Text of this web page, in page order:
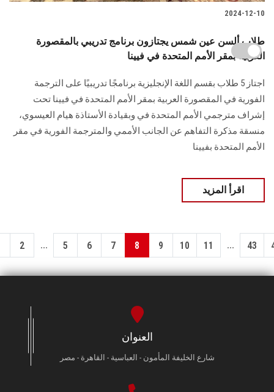
2024-12-10
طلاب ألسن عين شمس يجتازون برنامج تدريبي بالمقصورة
العربية بمقر الأمم المتحدة في فيينا
اجتاز 5 طلاب بقسم اللغة الإنجليزية برنامجًا تدريبيًا على الترجمة
‏الفورية في المقصورة العربية بمقر الأمم المتحدة في فيينا تحت
إشراف مترجمي الأمم المتحدة ‏في وبقيادة الأستاذة هيام العيسوي،
منسقة مذكرة التفاهم عن الجانب الأممي والمترجمة الفورية ‏في مقر
الأمم المتحدة بفيينا
اقرأ المزيد
2 ... 5 6 7 8 9 10 11 ... 43
العنوان
شارع الخليفة المأمون - العباسية - القاهرة - مصر